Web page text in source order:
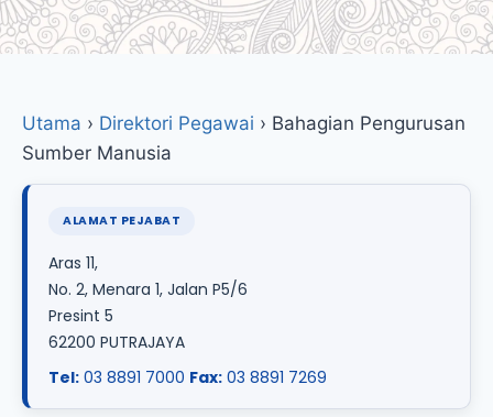
Utama › Direktori Pegawai › Bahagian Pengurusan
Sumber Manusia
ALAMAT PEJABAT
Aras 11,
No. 2, Menara 1, Jalan P5/6
Presint 5
62200 PUTRAJAYA
Tel: 03 8891 7000 Fax: 03 8891 7269